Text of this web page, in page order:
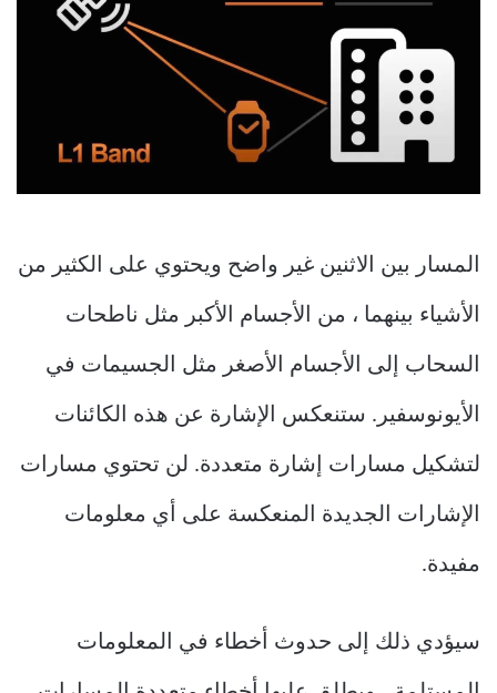
المسار بين الاثنين غير واضح ويحتوي على الكثير من
الأشياء بينهما ، من الأجسام الأكبر مثل ناطحات
السحاب إلى الأجسام الأصغر مثل الجسيمات في
الأيونوسفير. ستنعكس الإشارة عن هذه الكائنات
لتشكيل مسارات إشارة متعددة. لن تحتوي مسارات
الإشارات الجديدة المنعكسة على أي معلومات
مفيدة.
سيؤدي ذلك إلى حدوث أخطاء في المعلومات